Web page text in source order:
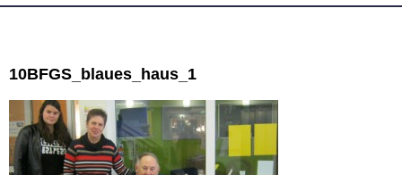
10BFGS_blaues_haus_1